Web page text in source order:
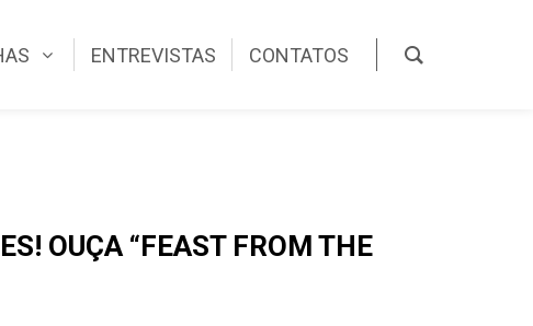
ENTREVISTAS CONTATOS
OUÇA “FEAST FROM THE